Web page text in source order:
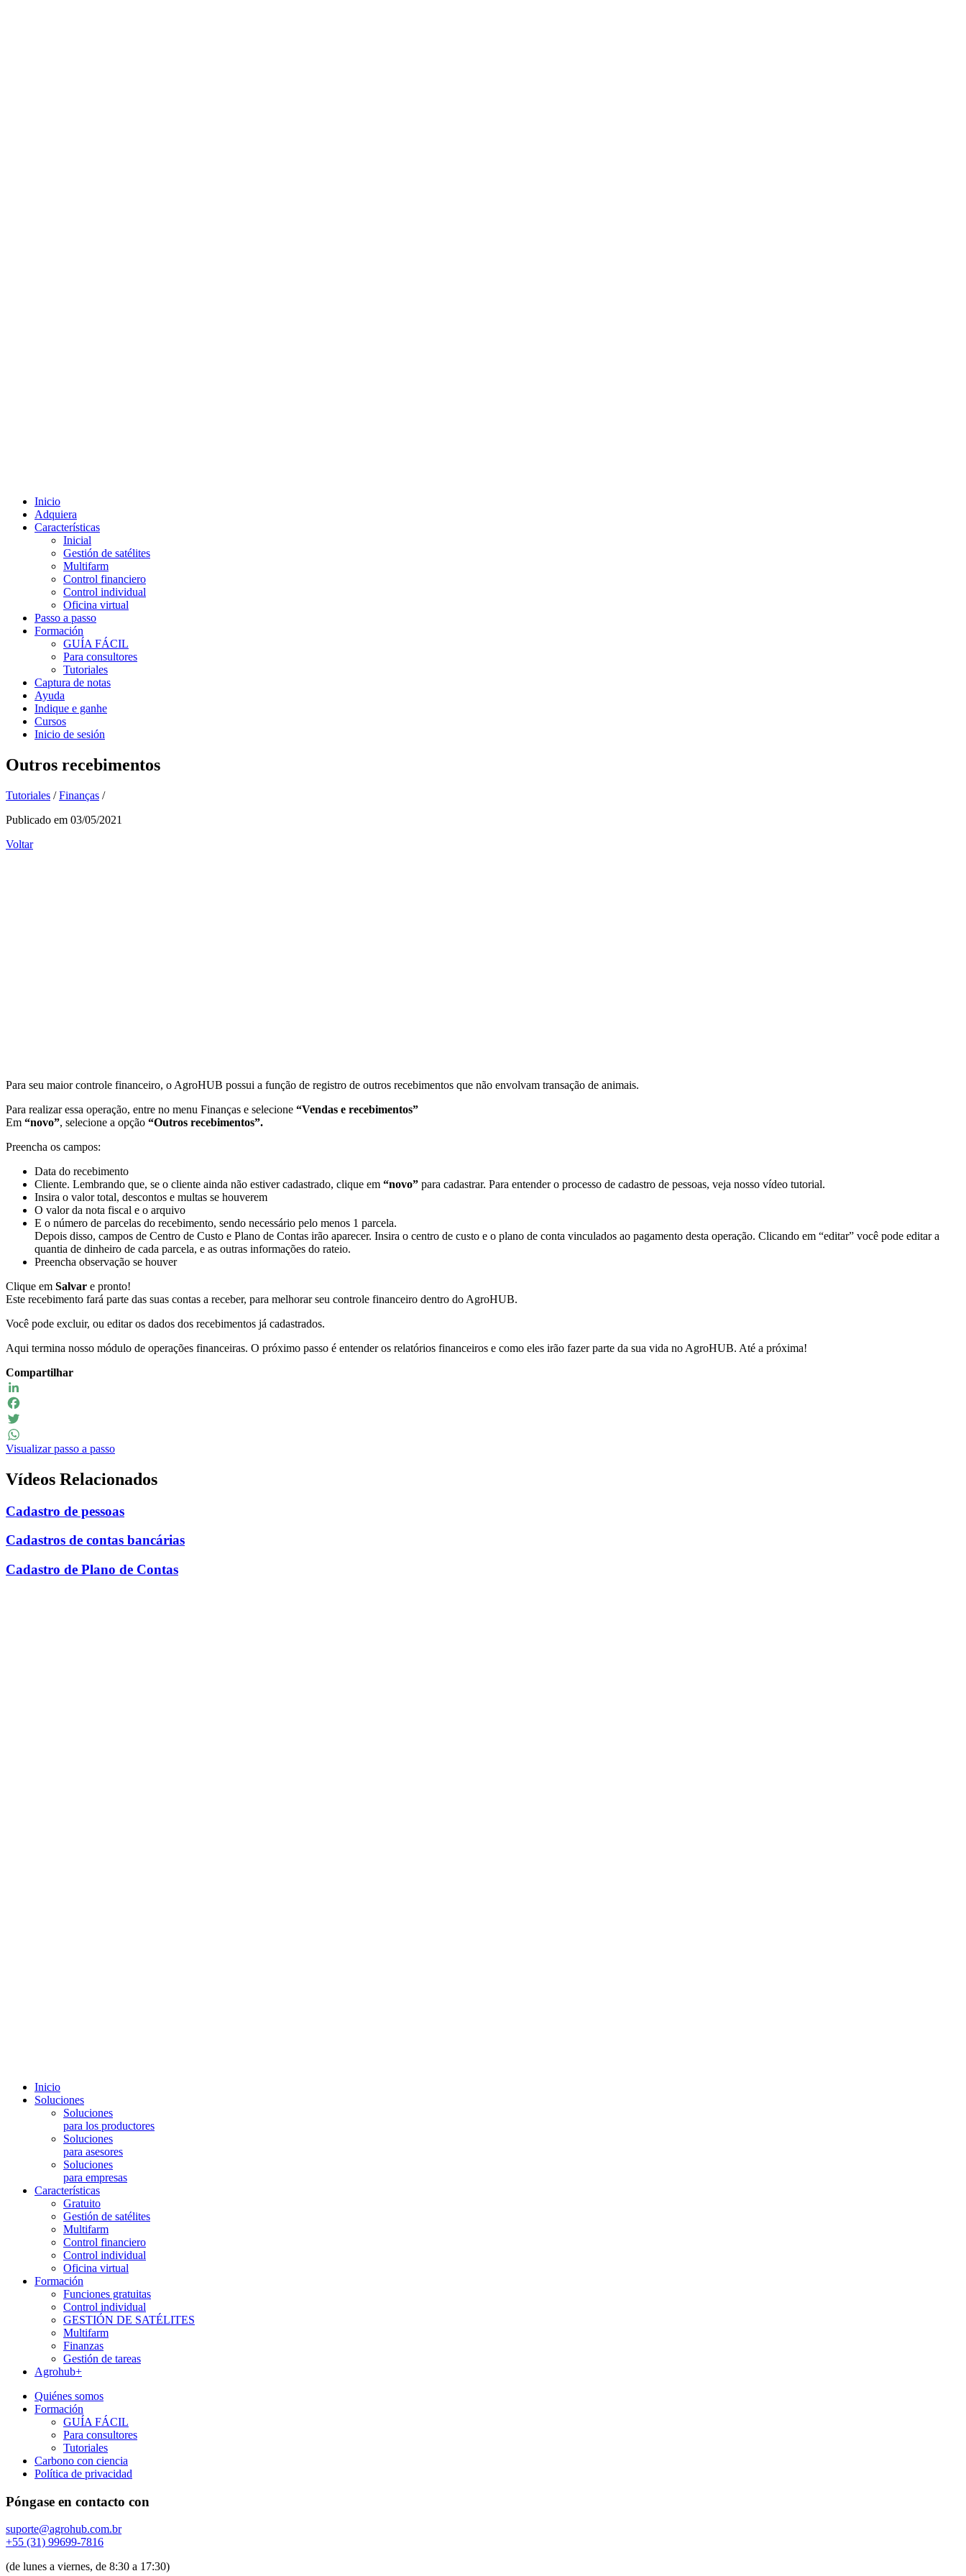
Inicio
Adquiera
Características
Inicial
Gestión de satélites
Multifarm
Control financiero
Control individual
Oficina virtual
Passo a passo
Formación
GUÍA FÁCIL
Para consultores
Tutoriales
Captura de notas
Ayuda
Indique e ganhe
Cursos
Inicio de sesión
Outros recebimentos
Tutoriales / Finanças /
Publicado em 03/05/2021
Voltar
Para seu maior controle financeiro, o AgroHUB possui a função de registro de outros recebimentos que não envolvam transação de animais.
Para realizar essa operação, entre no menu Finanças e selecione “Vendas e recebimentos”
Em “novo”, selecione a opção “Outros recebimentos”.
Preencha os campos:
Data do recebimento
Cliente. Lembrando que, se o cliente ainda não estiver cadastrado, clique em “novo” para cadastrar. Para entender o processo de cadastro de pessoas, veja nosso vídeo tutorial.
Insira o valor total, descontos e multas se houverem
O valor da nota fiscal e o arquivo
E o número de parcelas do recebimento, sendo necessário pelo menos 1 parcela.
Depois disso, campos de Centro de Custo e Plano de Contas irão aparecer. Insira o centro de custo e o plano de conta vinculados ao pagamento desta operação. Clicando em “editar” você pode editar a
quantia de dinheiro de cada parcela, e as outras informações do rateio.
Preencha observação se houver
Clique em Salvar e pronto!
Este recebimento fará parte das suas contas a receber, para melhorar seu controle financeiro dentro do AgroHUB.
Você pode excluir, ou editar os dados dos recebimentos já cadastrados.
Aqui termina nosso módulo de operações financeiras. O próximo passo é entender os relatórios financeiros e como eles irão fazer parte da sua vida no AgroHUB. Até a próxima!
Compartilhar
LinkedIn
Facebook
Twitter
WhatsApp
Visualizar passo a passo
Vídeos Relacionados
Cadastro de pessoas
Cadastros de contas bancárias
Cadastro de Plano de Contas
Inicio
Soluciones
Soluciones
para los productores
Soluciones
para asesores
Soluciones
para empresas
Características
Gratuito
Gestión de satélites
Multifarm
Control financiero
Control individual
Oficina virtual
Formación
Funciones gratuitas
Control individual
GESTIÓN DE SATÉLITES
Multifarm
Finanzas
Gestión de tareas
Agrohub+
Quiénes somos
Formación
GUÍA FÁCIL
Para consultores
Tutoriales
Carbono con ciencia
Política de privacidad
Póngase en contacto con
suporte@agrohub.com.br
+55 (31) 99699-7816
(de lunes a viernes, de 8:30 a 17:30)